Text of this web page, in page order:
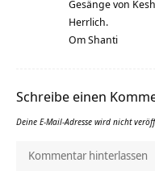
Gesänge von
Herrlich.
Om Shanti
Schreibe einen
Deine E-Mail-Adresse wird nicht